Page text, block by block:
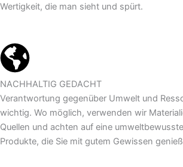
Wertigkeit, die man sieht und spürt.
NACHHALTIG GEDACHT
Verantwortung gegenüber Umwelt und
wichtig. Wo möglich, verwenden wir
Quellen und achten auf eine
Produkte, die Sie mit gutem Gewissen